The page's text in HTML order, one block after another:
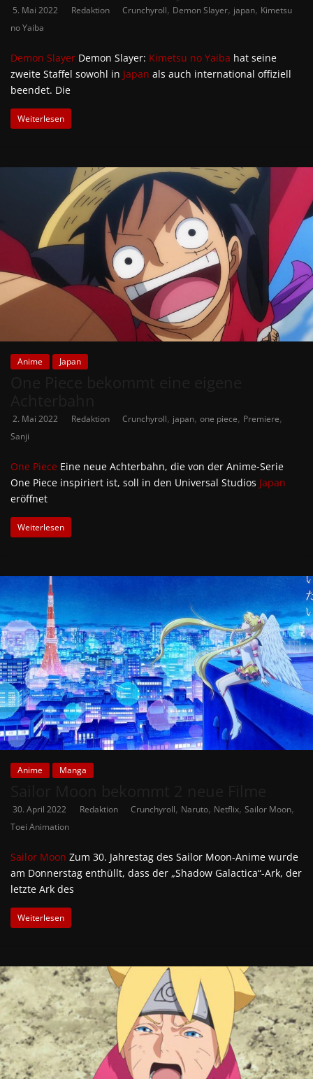
5. Mai 2022 Redaktion Crunchyroll, Demon Slayer, japan, Kimetsu
no Yaiba
Demon Slayer Demon Slayer: Kimetsu no Yaiba hat seine
zweite Staffel sowohl in Japan als auch international offiziell
beendet. Die
Weiterlesen
Anime Japan
2. Mai 2022 Redaktion Crunchyroll, japan, one piece, Premiere,
Sanji
One Piece Eine neue Achterbahn, die von der Anime-Serie
One Piece inspiriert ist, soll in den Universal Studios Japan
eröffnet
Weiterlesen
Anime Manga
30. April 2022 Redaktion Crunchyroll, Naruto, Netflix, Sailor Moon,
Toei Animation
Sailor Moon Zum 30. Jahrestag des Sailor Moon-Anime wurde
am Donnerstag enthüllt, dass der „Shadow Galactica“-Ark, der
letzte Ark des
Weiterlesen